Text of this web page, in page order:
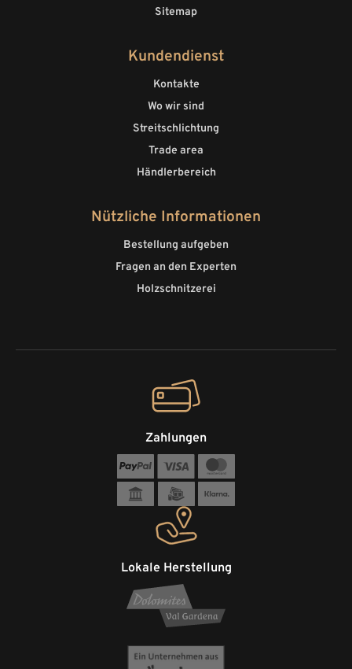
Sitemap
Kundendienst
Kontakte
Wo wir sind
Streitschlichtung
Trade area
Händlerbereich
Nützliche Informationen
Bestellung aufgeben
Fragen an den Experten
Holzschnitzerei
Lokale Herstellung
Zahlungen